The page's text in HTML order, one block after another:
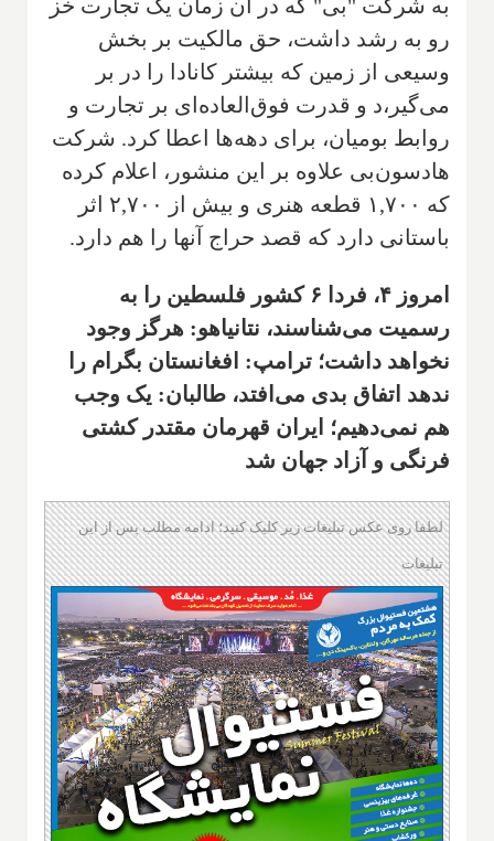
به شرکت "بی" که در آن زمان یک تجارت خز
رو به رشد داشت، حق مالکیت بر بخش
وسیعی از زمین که بیشتر کانادا را در بر
می‌گیر،د و قدرت فوق‌العاده‌ای بر تجارت و
روابط بومیان، برای دهه‌ها اعطا کرد. شرکت
هادسون‌بی علاوه بر این منشور، اعلام کرده
که ۱,۷۰۰ قطعه هنری و بیش از ۲,۷۰۰ اثر
باستانی دارد که قصد حراج آنها را هم دارد.
امروز ۴، فردا ۶ کشور فلسطین را به
رسمیت می‌شناسند، نتانیاهو: هرگز وجود
نخواهد داشت؛ ترامپ: افغانستان بگرام را
ندهد اتفاق بدی می‌افتد، طالبان: یک وجب
هم نمی‌دهیم؛ ایران قهرمان مقتدر کشتی
فرنگی و آزاد جهان شد
لطفا روی عکس تبلیغات زیر کلیک کنید؛ ادامه مطلب پس از این
تبلیغات